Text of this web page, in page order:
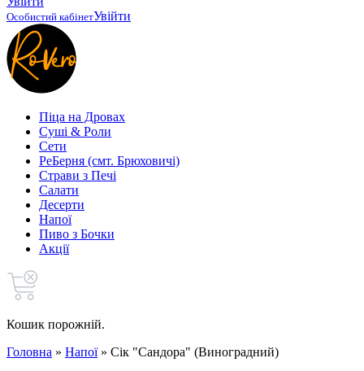
Особистий кабінетУвійти
Піца на Дровах
Cуші & Роли
Сети
РеБерня (смт. Брюховичі)
Страви з Печі
Салати
Десерти
Напої
Пиво з Бочки
Акції
Кошик порожній.
Головна » Напої» Сік "Сандора" (Виноградний)